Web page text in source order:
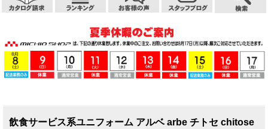
飲食サービス系ユニフォーム アルベ arbe チトセ chitose